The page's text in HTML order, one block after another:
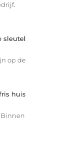
sleutel
op de
huis
Binnen